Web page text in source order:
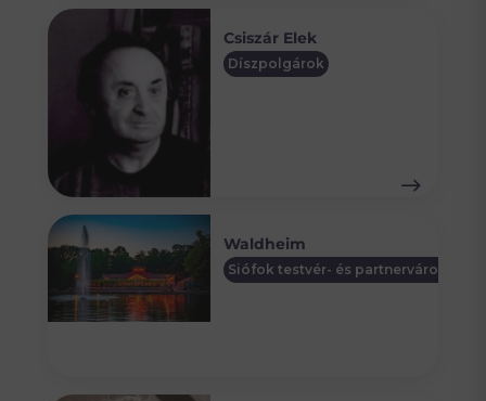
Csiszár Elek
Díszpolgárok
Waldheim
Siófok testvér- és partnervárosai